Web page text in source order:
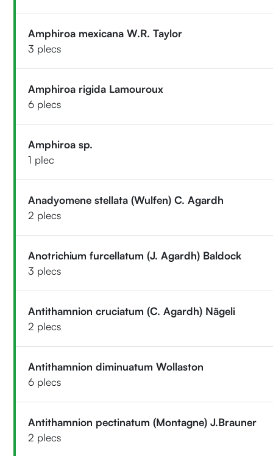
Amphiroa mexicana W.R. Taylor
3 plecs
Amphiroa rigida Lamouroux
6 plecs
Amphiroa sp.
1 plec
Anadyomene stellata (Wulfen) C. Agardh
2 plecs
Anotrichium furcellatum (J. Agardh) Baldock
3 plecs
Antithamnion cruciatum (C. Agardh) Nägeli
2 plecs
Antithamnion diminuatum Wollaston
6 plecs
Antithamnion pectinatum (Montagne) J.Brauner
2 plecs